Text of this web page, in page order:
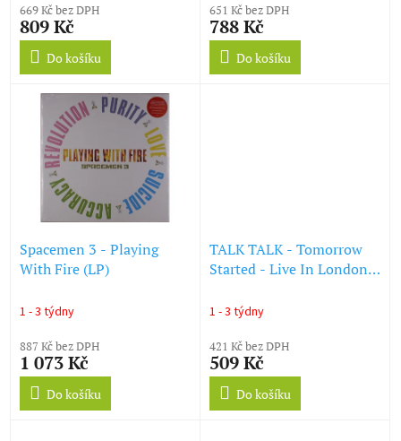
669 Kč bez DPH
809 Kč
Do košíku
651 Kč bez DPH
788 Kč
Do košíku
Spacemen 3 - Playing
With Fire (LP)
1 - 3 týdny
887 Kč bez DPH
1 073 Kč
Do košíku
TALK TALK - Tomorrow
Started - Live In London
1 - 3 týdny
421 Kč bez DPH
509 Kč
Do košíku